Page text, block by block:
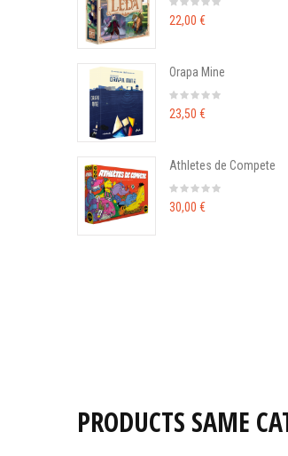
22,00 €
Orapa Mine
23,50 €
Athletes de Compete
30,00 €
PRODUCTS SAME